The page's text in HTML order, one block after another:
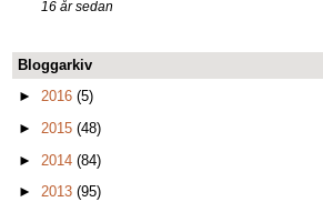
16 år sedan
Bloggarkiv
► 2016 (5)
► 2015 (48)
► 2014 (84)
► 2013 (95)